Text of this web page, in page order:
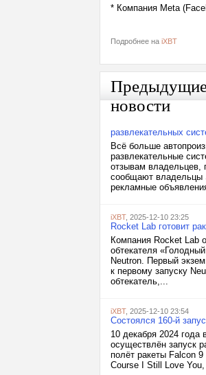
* Компания Meta
Подробнее на iXBT
новости
развлекательных
Всё больше
развлекательные
отзывам владельцев,
сообщают владельцы
рекламные
iXBT, 2025-12-10 23:25
Rocket Lab готовит
Компания Rocket Lab
обтекателя
Neutron. Первый
к первому запуску
обтекатель,...
iXBT, 2025-12-10 23:54
Состоялся 160-й
10 декабря 2024
осуществлён запуск
полёт ракеты Falcon
Course I Still Love